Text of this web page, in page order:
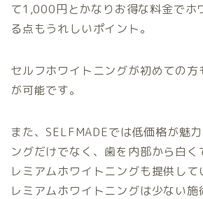
て1,000円とかなりお得な料金でホ
る点もうれしいポイント。
セルフホワイトニングが初めての方
が可能です。
また、SELFMADEでは低価格が魅
ングだけでなく、歯を内部から白
レミアムホワイトニングも提供し
レミアムホワイトニングは少ない